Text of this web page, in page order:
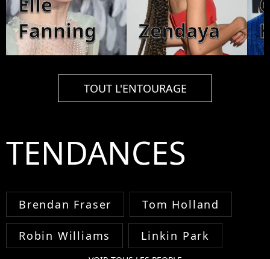
Fanning
Zendaya
TOUT L'ENTOURAGE
TENDANCES
Brendan Fraser Tom Holland
Robin Williams Linkin Park